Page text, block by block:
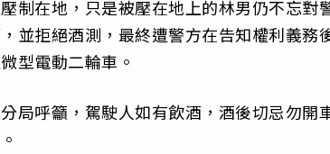
制在地，只是被壓在地上的林男仍不忘
並拒絕酒測，最終遭警方在告知權利義
型電動二輪車。
局呼籲，駕駛人如有飲酒，酒後切忌勿